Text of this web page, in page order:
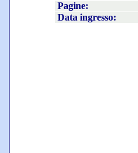
Pagine:
Data ingresso: